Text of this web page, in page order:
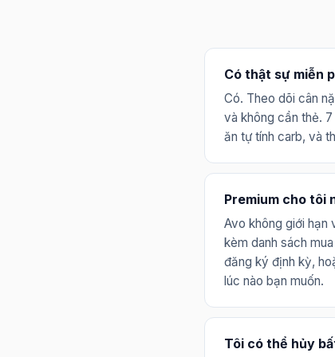
Có thật sự miễn
Có. Theo dõi cân
và không cần thẻ.
ăn tự tính carb, và
Premium cho tôi
Avo không giới hạn
kèm danh sách
đăng ký định kỳ,
lúc nào bạn muốn.
Tôi có thể hủy